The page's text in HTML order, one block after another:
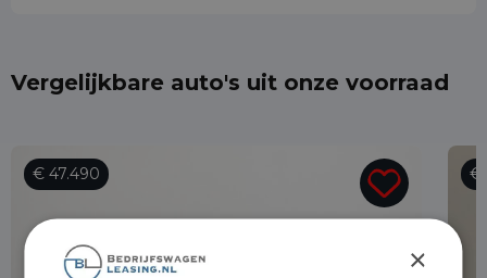
Vergelijkbare auto's uit onze voorraad
€ 47.490 €
×